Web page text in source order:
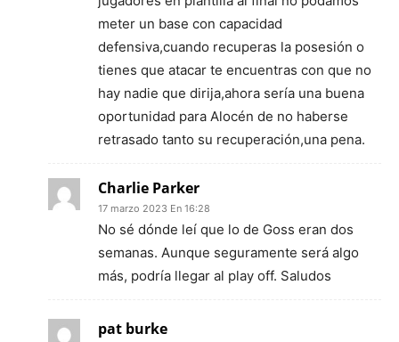
meter un base con capacidad
defensiva,cuando recuperas la posesión o
tienes que atacar te encuentras con que no
hay nadie que dirija,ahora sería una buena
oportunidad para Alocén de no haberse
retrasado tanto su recuperación,una pena.
Charlie Parker
17 marzo 2023 En 16:28
No sé dónde leí que lo de Goss eran dos
semanas. Aunque seguramente será algo
más, podría llegar al play off. Saludos
pat burke